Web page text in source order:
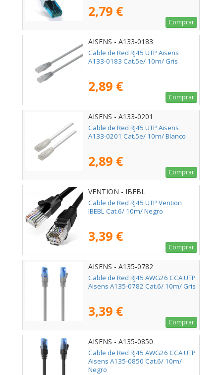
2,79 €
Comprar
AISENS - A133-0183
Cable de Red RJ45 UTP Aisens
A133-0183 Cat.5e/ 10m/ Gris
2,89 €
Comprar
AISENS - A133-0201
Cable de Red RJ45 UTP Aisens
A133-0201 Cat.5e/ 10m/ Blanco
2,89 €
Comprar
VENTION - IBEBL
Cable de Red RJ45 UTP Vention
IBEBL Cat.6/ 10m/ Negro
3,39 €
Comprar
AISENS - A135-0782
Cable de Red RJ45 AWG26 CCA UTP
Aisens A135-0782 Cat.6/ 10m/ Gris
3,39 €
Comprar
AISENS - A135-0850
Cable de Red RJ45 AWG26 CCA UTP
Aisens A135-0850 Cat.6/ 10m/
Negro